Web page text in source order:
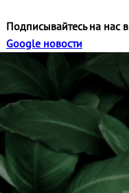
Подписывайтесь на нас в
Google новости